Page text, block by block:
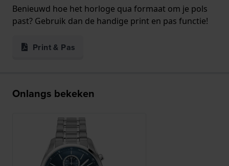
Benieuwd hoe het horloge qua formaat om je pols
past? Gebruik dan de handige print en pas functie!
Print & Pas
Onlangs bekeken